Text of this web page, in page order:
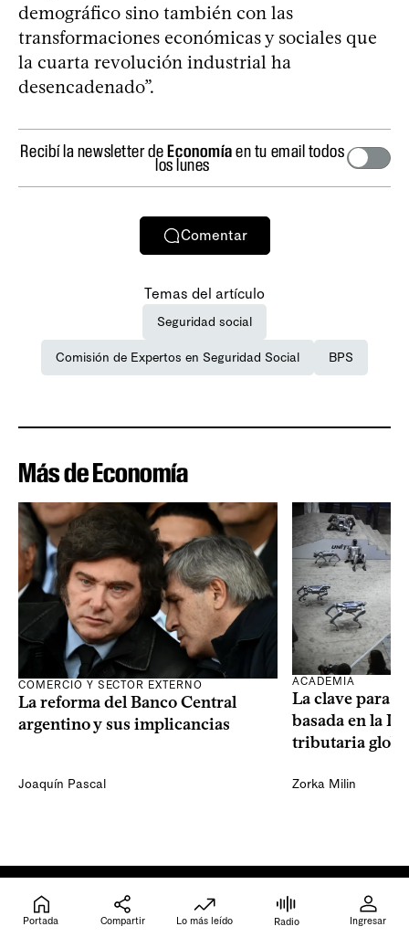
demográfico sino también con las
transformaciones económicas y sociales que
la cuarta revolución industrial ha
desencadenado”.
Recibí la newsletter deEconomíaen tu email todos
los lunes
Comentar
Temas del artículo
Seguridad social
Comisión de Expertos en Seguridad Social BPS
Más de Economía
COMERCIO Y SECTOR EXTERNO
La reforma del Banco Central
argentino y sus implicancias
Joaquín Pascal
ACADEMIA
La clave para
basada en la
tributaria
Zorka Milin
Ingresar
Portada Compartir Lo más leído Radio Ingresar